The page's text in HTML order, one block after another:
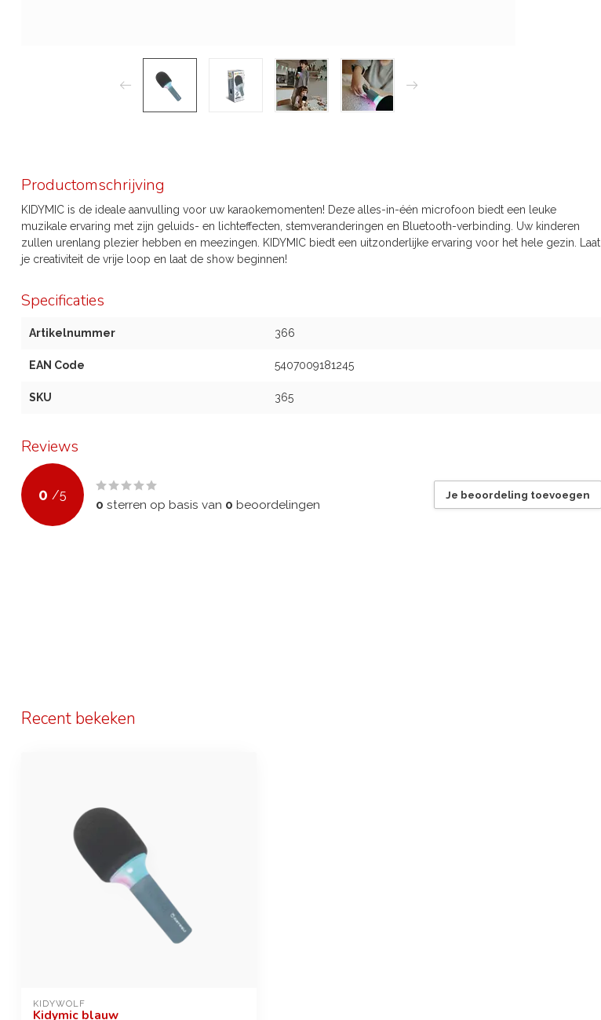
Productomschrijving
KIDYMIC is de ideale aanvulling voor uw karaokemomenten! Deze alles-in-één microfoon biedt een leuke
muzikale ervaring met zijn geluids- en lichteffecten, stemveranderingen en Bluetooth-verbinding. Uw kinderen
zullen urenlang plezier hebben en meezingen. KIDYMIC biedt een uitzonderlijke ervaring voor het hele gezin. Laat
je creativiteit de vrije loop en laat de show beginnen!
Specificaties
Artikelnummer 366
EAN Code 5407009181245
SKU 365
Reviews
0 /5
0 sterren op basis van 0 beoordelingen
Je beoordeling toevoegen
Recent bekeken
KIDYWOLF
Kidymic blauw